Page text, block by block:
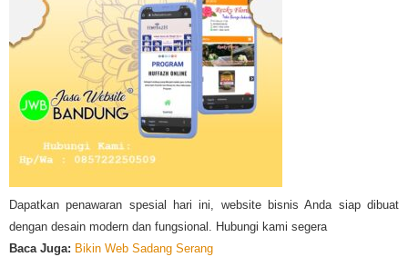
Dapatkan penawaran spesial hari ini, website bisnis Anda siap dibuat
dengan desain modern dan fungsional. Hubungi kami segera
Baca Juga: Bikin Web Sadang Serang